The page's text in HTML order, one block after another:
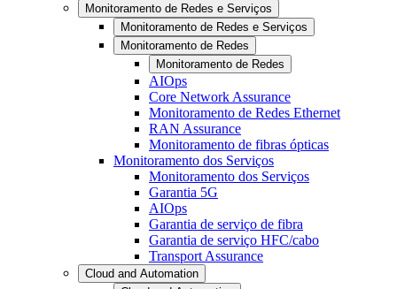
Monitoramento de Redes e Serviços
Monitoramento de Redes e Serviços
Monitoramento de Redes
Monitoramento de Redes
AIOps
Core Network Assurance
Monitoramento de Redes Ethernet
RAN Assurance
Monitoramento de fibras ópticas
Monitoramento dos Serviços
Monitoramento dos Serviços
Garantia 5G
AIOps
Garantia de serviço de fibra
Garantia de serviço HFC/cabo
Transport Assurance
Cloud and Automation